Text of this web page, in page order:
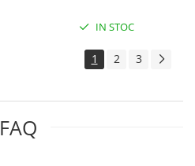
IN STOC
1 2 3
FAQ